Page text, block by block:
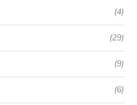
(4)
(29)
(9)
(6)